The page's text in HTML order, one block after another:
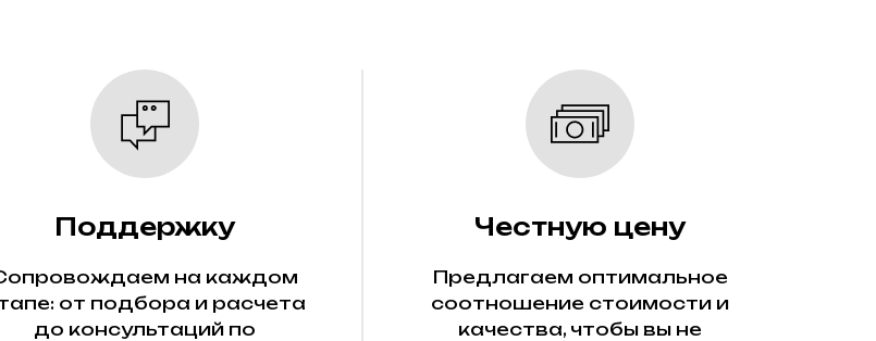
Поддержку
на каждом
от подбора и расчета
до консультаций по
Честную цену
Предлагаем оптимальное
соотношение стоимости и
качества, чтобы вы не